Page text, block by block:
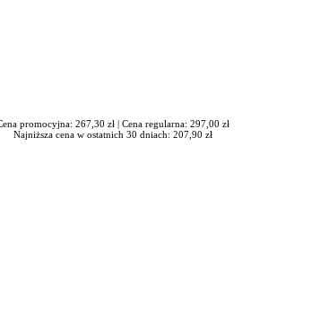
promocyjna: 267,30 zł | Cena regularna: 297,00 zł
Najniższa cena w ostatnich 30 dniach: 207,90 zł